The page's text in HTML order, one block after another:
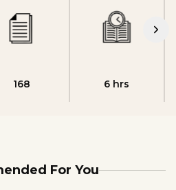
168 6 hrs
For You